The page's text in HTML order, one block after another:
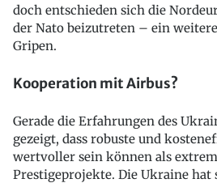
doch entschieden sich die
der Nato beizutreten – ein
Gripen.
Kooperation mit Airbus?
Gerade die Erfahrungen des
gezeigt, dass robuste und
wertvoller sein können als
Prestigeprojekte. Die Ukraine